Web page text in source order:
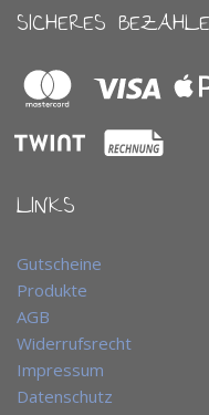
SICHERES
LINKS
Gutscheine
Produkte
AGB
Widerrufsrecht
Impressum
Datenschutz